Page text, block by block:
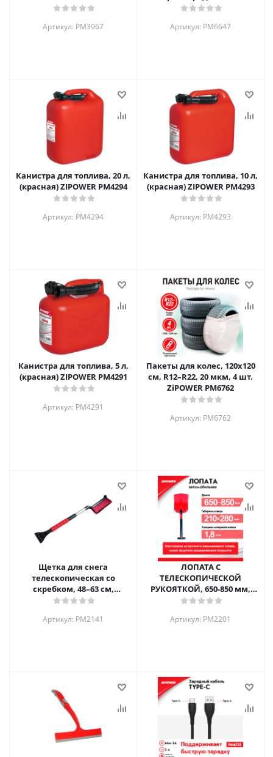
Артикул: PM3967
18 Вт, 6 см, PM6647
Артикул: PM6647
Канистра для топлива, 20 л,
(красная) ZIPOWER PM4294
Артикул: PM4294
Канистра для топлива, 10 л,
(красная) ZIPOWER PM4293
Артикул: PM4293
Канистра для топлива, 5 л,
(красная) ZIPOWER PM4291
Артикул: PM4291
Пакеты для колес, 120х120
см, R12–R22, 20 мкм, 4 шт.
ZiPOWER PM6762
Артикул: PM6762
Щетка для снега
телескопическая со
скребком, 48–63 см,
ZiPOWER PM2141
Артикул: PM2141
ЛОПАТА С
ТЕЛЕСКОПИЧЕСКОЙ
РУКОЯТКОЙ, 650-850 мм,
ковш 210-280 мм, толщина
Артикул: PM2201